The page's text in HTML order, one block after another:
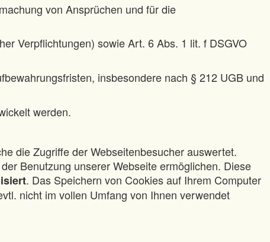
von Ansprüchen und für die
Verpflichtungen) sowie Art. 6 Abs. 1 lit. f DSGVO
insbesondere nach § 212 UGB und
werden.
die Zugriffe der Webseitenbesucher auswertet.
Benutzung unserer Webseite ermöglichen. Diese
. Das Speichern von Cookies auf Ihrem Computer
nicht im vollen Umfang von Ihnen verwendet